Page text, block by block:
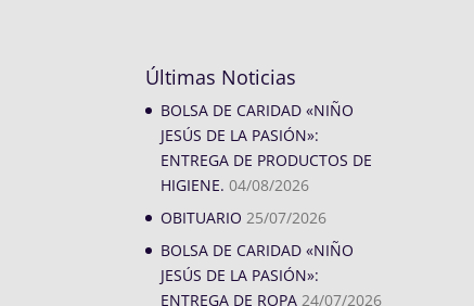
Últimas Noticias
BOLSA DE CARIDAD «NIÑO
JESÚS DE LA PASIÓN»:
ENTREGA DE PRODUCTOS DE
HIGIENE. 04/08/2026
OBITUARIO 25/07/2026
BOLSA DE CARIDAD «NIÑO
JESÚS DE LA PASIÓN»:
ENTREGA DE ROPA 24/07/2026